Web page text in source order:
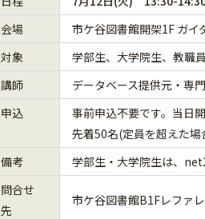
会場
市ケ谷図書館開架1F ガイ
対象
学部生、大学院生、教職員
講師
データベース提供元・専
申込
事前申込不要です。当日
先着50名(定員を超えた場
備考
学部生・大学院生は、
問合せ
先
市ケ谷図書館B1Fレファ